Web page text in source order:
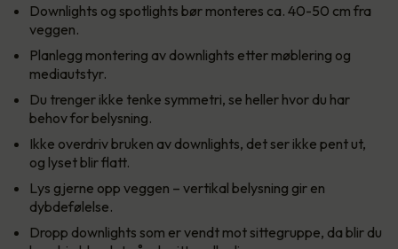
Downlights og spotlights bør monteres ca. 40-50 cm fra
veggen.
Planlegg montering av downlights etter møblering og
mediautstyr.
Du trenger ikke tenke symmetri, se heller hvor du har
behov for belysning.
Ikke overdriv bruken av downlights, det ser ikke pent ut,
og lyset blir flatt.
Lys gjerne opp veggen – vertikal belysning gir en
dybdefølelse.
Dropp downlights som er vendt mot sittegruppe, da blir du